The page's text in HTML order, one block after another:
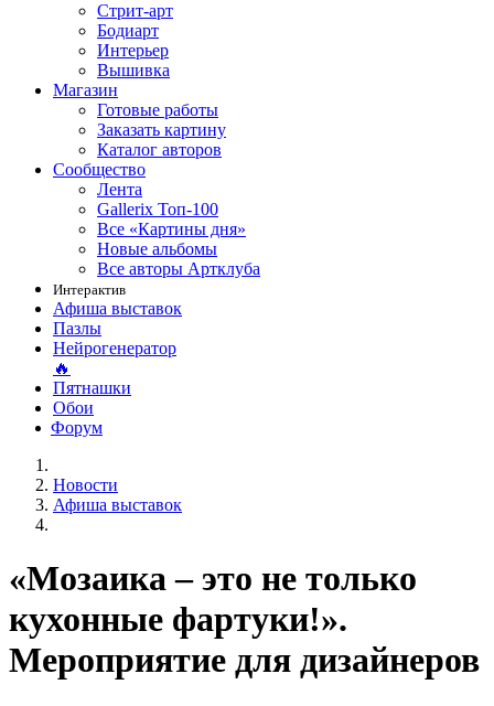
Стрит-арт
Бодиарт
Интерьер
Вышивка
Магазин
Готовые работы
Заказать картину
Каталог авторов
Сообщество
Лента
Gallerix Топ-100
Все «Картины дня»
Новые альбомы
Все авторы Артклуба
Интерактив
Афиша выставок
Пазлы
Нейрогенератор
🔥
Пятнашки
Обои
Форум
Новости
Афиша выставок
«Мозаика – это не только
кухонные фартуки!».
Мероприятие для дизайнеров